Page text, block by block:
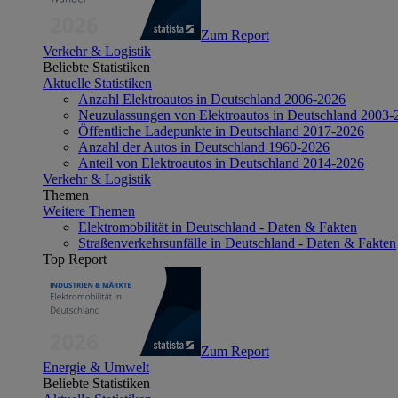
Zum Report
Verkehr & Logistik
Beliebte Statistiken
Aktuelle Statistiken
Anzahl Elektroautos in Deutschland 2006-2026
Neuzulassungen von Elektroautos in Deutschland 2003-
Öffentliche Ladepunkte in Deutschland 2017-2026
Anzahl der Autos in Deutschland 1960-2026
Anteil von Elektroautos in Deutschland 2014-2026
Verkehr & Logistik
Themen
Weitere Themen
Elektromobilität in Deutschland - Daten & Fakten
Straßenverkehrsunfälle in Deutschland - Daten & Fakten
Top Report
Zum Report
Energie & Umwelt
Beliebte Statistiken